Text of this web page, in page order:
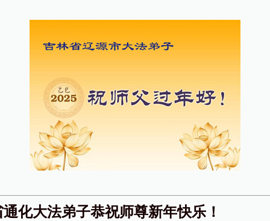
化大法弟子恭祝师尊新年快乐！